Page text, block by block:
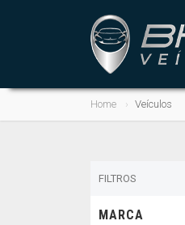
Home Veículos
FILTROS
MARCA